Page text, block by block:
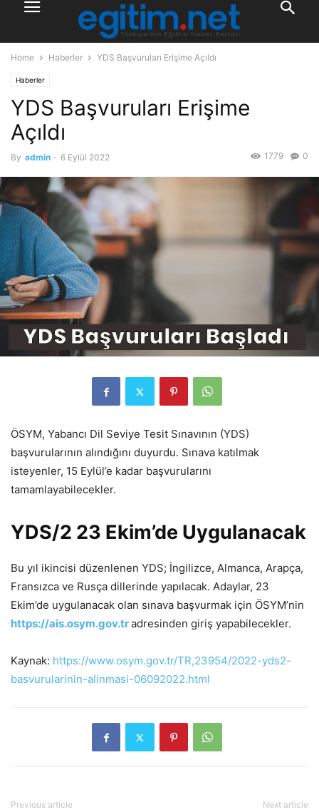
Home Haberler YDS Başvuruları Erişime Açıldı
Haberler
YDS Başvuruları Erişime
Açıldı
By admin - 6 Eylül 2022 0
1779
ÖSYM, Yabancı Dil Seviye Tesit Sınavının (YDS)
başvurularının alındığını duyurdu. Sınava katılmak
isteyenler, 15 Eylül’e kadar başvurularını
tamamlayabilecekler.
YDS/2 23 Ekim’de Uygulanacak
Bu yıl ikincisi düzenlenen YDS; İngilizce, Almanca, Arapça,
Fransızca ve Rusça dillerinde yapılacak. Adaylar, 23
Ekim’de uygulanacak olan sınava başvurmak için ÖSYM’nin
https://ais.osym.gov.tradresinden giriş yapabilecekler.
Kaynak: https://www.osym.gov.tr/TR,23954/2022-yds2-
basvurularinin-alinmasi-06092022.html
Previous article Next article